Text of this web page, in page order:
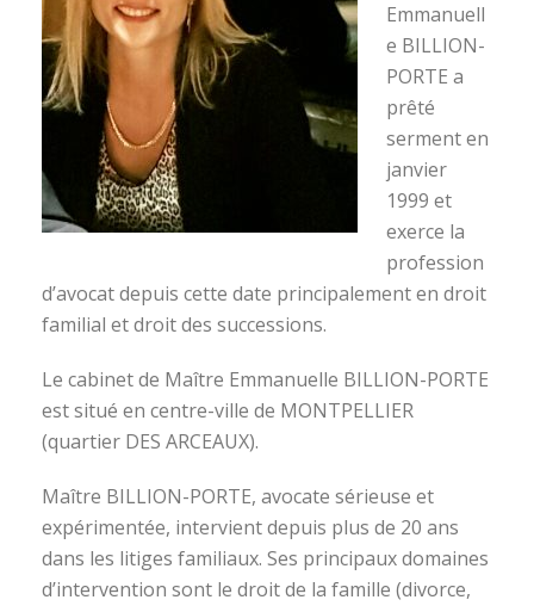
Emmanuell
e BILLION-
PORTE a
prêté
serment en
janvier
1999 et
exerce la
profession
d’avocat depuis cette date principalement en droit
familial et droit des successions.
Le cabinet de Maître Emmanuelle BILLION-PORTE
est situé en centre-ville de MONTPELLIER
(quartier DES ARCEAUX).
Maître BILLION-PORTE, avocate sérieuse et
expérimentée, intervient depuis plus de 20 ans
dans les litiges familiaux. Ses principaux domaines
d’intervention sont le droit de la famille (divorce,